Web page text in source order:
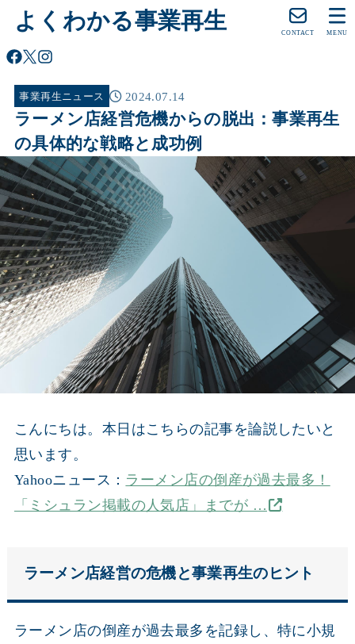
よくわかる事業再生 CONTACT MENU
事業再生ニュース 2024.07.14
ラーメン店経営危機からの脱出：事業再生
の具体的な戦略と成功例
こんにちは。本日はこちらの記事を論説したいと
思います。
Yahooニュース： ラーメン店の倒産が過去最多！
「ミシュラン掲載の人気店」までが …
ラーメン店経営の危機と事業再生のヒント
ラーメン店の倒産が過去最多を記録し、特に小規